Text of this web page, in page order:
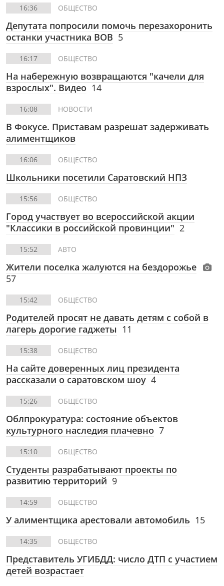
16:36 ОБЩЕСТВО
Депутата попросили помочь перезахоронить
останки участника ВОВ 5
16:17 ОБЩЕСТВО
На набережную возвращаются "качели для
взрослых". Видео 14
16:08 НОВОСТИ
В Фокусе. Приставам разрешат задерживать
алиментщиков
16:06 ОБЩЕСТВО
Школьники посетили Саратовский НПЗ
15:56 ОБЩЕСТВО
Город участвует во всероссийской акции
"Классики в российской провинции" 2
15:52 АВТО
Жители поселка жалуются на бездорожье
57
15:42 ОБЩЕСТВО
Родителей просят не давать детям с собой в
лагерь дорогие гаджеты 11
15:38 ОБЩЕСТВО
На сайте доверенных лиц президента
рассказали о саратовском шоу 4
15:26 ОБЩЕСТВО
Облпрокуратура: состояние объектов
культурного наследия плачевно 7
15:10 ОБЩЕСТВО
Студенты разрабатывают проекты по
развитию территорий 9
14:59 ОБЩЕСТВО
У алиментщика арестовали автомобиль 15
14:35 ОБЩЕСТВО
Представитель УГИБДД: число ДТП с участием
детей возрастает